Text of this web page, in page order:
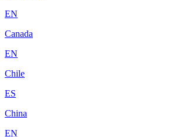
EN
Canada
EN
Chile
ES
China
EN